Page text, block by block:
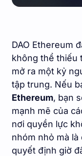
DAO Ethereum
không thể thiếu
mở ra một kỷ
tập trung. Nếu
Ethereum, bạn
mạnh mẽ của
nơi quyền lực
nhóm nhỏ mà
quyết định giờ